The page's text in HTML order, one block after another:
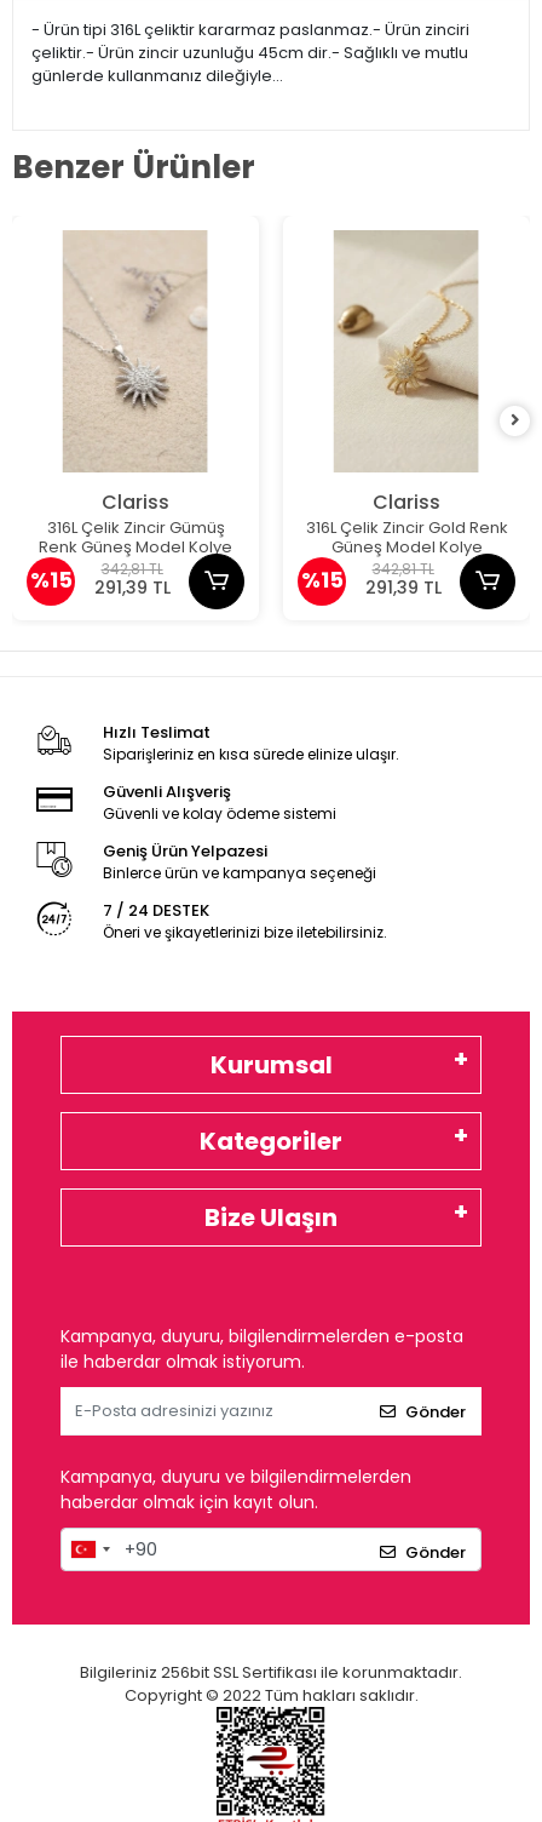
- Ürün tipi 316L çeliktir kararmaz paslanmaz.- Ürün zinciri
çeliktir.- Ürün zincir uzunluğu 45cm dir.- Sağlıklı ve mutlu
günlerde kullanmanız dileğiyle…
Benzer Ürünler
Clariss
316L Çelik Zincir Gümüş
Renk Güneş Model Kolye
%15 342,81 TL
291,39 TL
Clariss
316L Çelik Zincir Gold Renk
Güneş Model Kolye
%15 342,81 TL
291,39 TL
Hızlı Teslimat
Siparişleriniz en kısa sürede elinize ulaşır.
Güvenli Alışveriş
Güvenli ve kolay ödeme sistemi
Geniş Ürün Yelpazesi
Binlerce ürün ve kampanya seçeneği
7 / 24 DESTEK
Öneri ve şikayetlerinizi bize iletebilirsiniz.
Kurumsal
Kategoriler
Bize Ulaşın
Kampanya, duyuru, bilgilendirmelerden e-posta
ile haberdar olmak istiyorum.
Gönder
Kampanya, duyuru ve bilgilendirmelerden
haberdar olmak için kayıt olun.
Gönder
Bilgileriniz 256bit SSL Sertifikası ile korunmaktadır.
Copyright © 2022 Tüm hakları saklıdır.